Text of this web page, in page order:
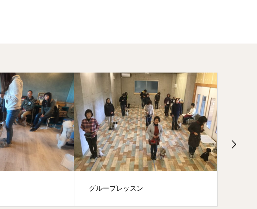
グループレッスン